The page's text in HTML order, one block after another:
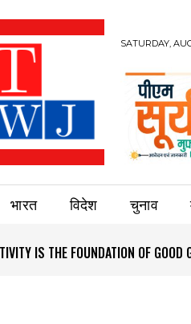
SATURDAY,
भारत विदेश चुनाव
IS THE FOUNDATION OF GOOD